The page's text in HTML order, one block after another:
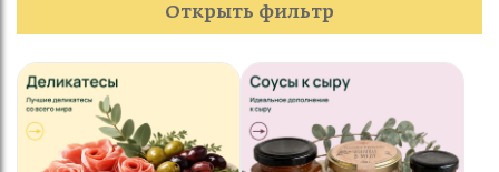
Открыть фильтр